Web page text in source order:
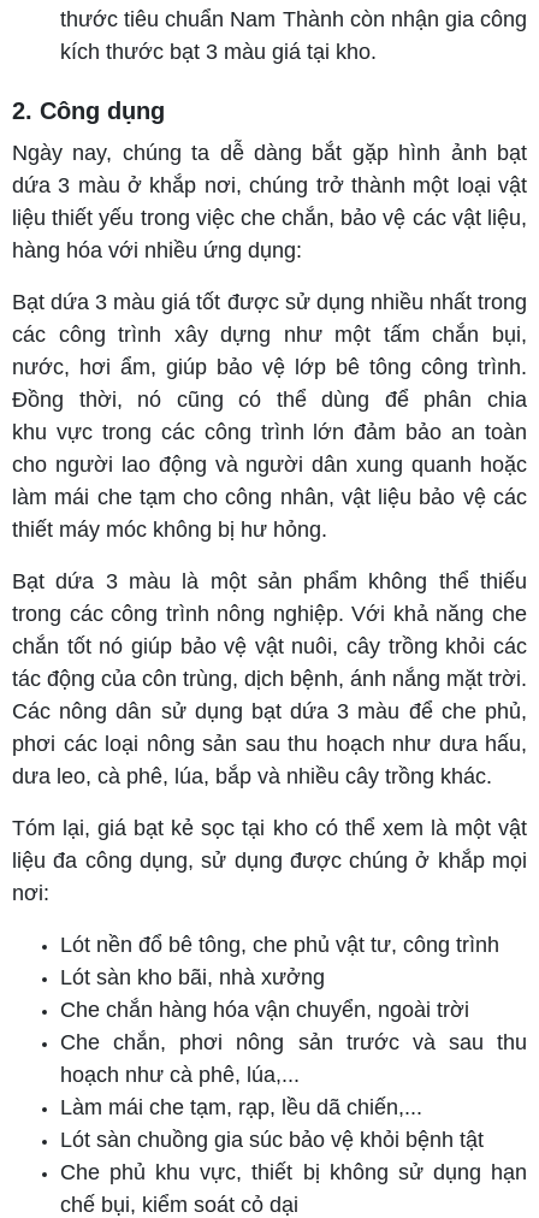
thước tiêu chuẩn Nam Thành còn nhận gia công
kích thước bạt 3 màu giá tại kho.
2. Công dụng
Ngày nay, chúng ta dễ dàng bắt gặp hình ảnh bạt
dứa 3 màu ở khắp nơi, chúng trở thành một loại vật
liệu thiết yếu trong việc che chắn, bảo vệ các vật liệu,
hàng hóa với nhiều ứng dụng:
Bạt dứa 3 màu giá tốt được sử dụng nhiều nhất trong
các công trình xây dựng như một tấm chắn bụi,
nước, hơi ẩm, giúp bảo vệ lớp bê tông công trình.
Đồng thời, nó cũng có thể dùng để phân chia
khu vực trong các công trình lớn đảm bảo an toàn
cho người lao động và người dân xung quanh hoặc
làm mái che tạm cho công nhân, vật liệu bảo vệ các
thiết máy móc không bị hư hỏng.
Bạt dứa 3 màu là một sản phẩm không thể thiếu
trong các công trình nông nghiệp. Với khả năng che
chắn tốt nó giúp bảo vệ vật nuôi, cây trồng khỏi các
tác động của côn trùng, dịch bệnh, ánh nắng mặt trời.
Các nông dân sử dụng bạt dứa 3 màu để che phủ,
phơi các loại nông sản sau thu hoạch như dưa hấu,
dưa leo, cà phê, lúa, bắp và nhiều cây trồng khác.
Tóm lại, giá bạt kẻ sọc tại kho có thể xem là một vật
liệu đa công dụng, sử dụng được chúng ở khắp mọi
nơi:
Lót nền đổ bê tông, che phủ vật tư, công trình
Lót sàn kho bãi, nhà xưởng
Che chắn hàng hóa vận chuyển, ngoài trời
Che chắn, phơi nông sản trước và sau thu
hoạch như cà phê, lúa,...
Làm mái che tạm, rạp, lều dã chiến,...
Lót sàn chuồng gia súc bảo vệ khỏi bệnh tật
Che phủ khu vực, thiết bị không sử dụng hạn
chế bụi, kiểm soát cỏ dại